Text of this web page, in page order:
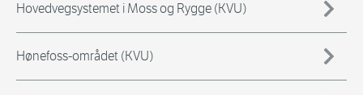
Hovedvegsystemet i Moss og Rygge (KVU)
Hønefoss-området (KVU)